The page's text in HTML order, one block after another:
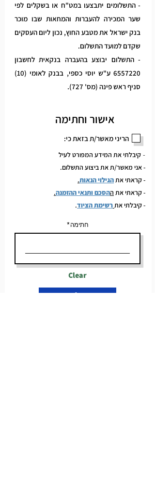
- התשלומים יתבצעו במט"ח או בשקלים לפי
שער המכירה להעברות והמחאות שבו מוכר
בנק ישראל את מטבע החוץ, נכון ליום העסקים
שקדם למועד התשלום.
- התשלום יבוצע בהעברה בנקאית לחשבון
6557220
ע"ש יוסי כספי, בבנק לאומי (10)
סניף ראש פינה (מס' 727).
אישור וחתימה
הריני מאשר/ת בזאת כי:
- קיבלתי את המידע המפורט לעיל
- אני מאשר/ת את ביצוע התשלום.
- קראתי אתהגילוי הנאות.
- קראתי את ההסכם ותנאי ההזמנה.
- קיבלתי אתרשימת הציוד.
חתימה
Clear
שלח